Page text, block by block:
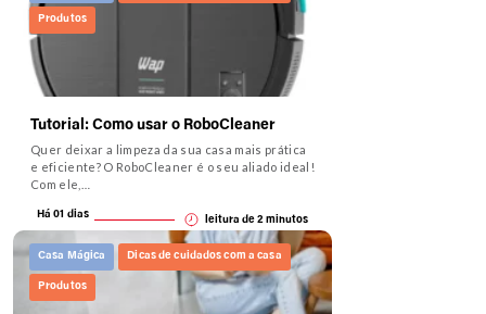
Produtos
Tutorial: Como usar o RoboCleaner
Quer deixar a limpeza da sua casa mais prática
e eficiente? O RoboCleaner é o seu aliado ideal!
Com ele,…
Há 01 dias leitura de 2 minutos
Casa Mágica Dicas de cuidados com a casa
Produtos